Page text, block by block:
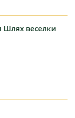
Шлях веселки